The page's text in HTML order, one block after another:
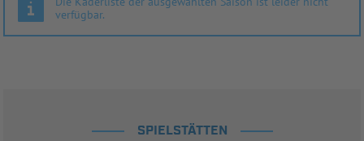
verfügbar.
SPIELSTÄTTEN